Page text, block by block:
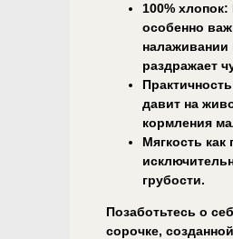
100%
особенно
налаживании
раздражает
давит на
кормления
Мягкость
грубости.
Позаботьтесь о
сорочке,